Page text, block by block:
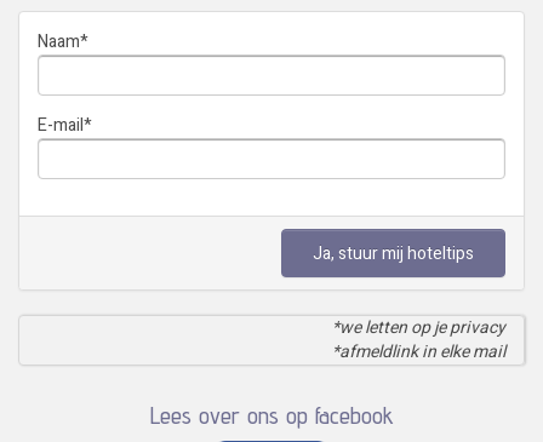
Naam*
E-mail*
Ja, stuur mij hoteltips
*we letten op je privacy
*afmeldlink in elke mail
Lees over ons op facebook